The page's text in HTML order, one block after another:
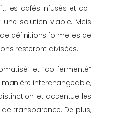
les cafés infusés et co-
solution viable. Mais
définitions formelles de
resteront divisées.
et “co-fermenté”
interchangeable,
et accentue les
transparence. De plus,